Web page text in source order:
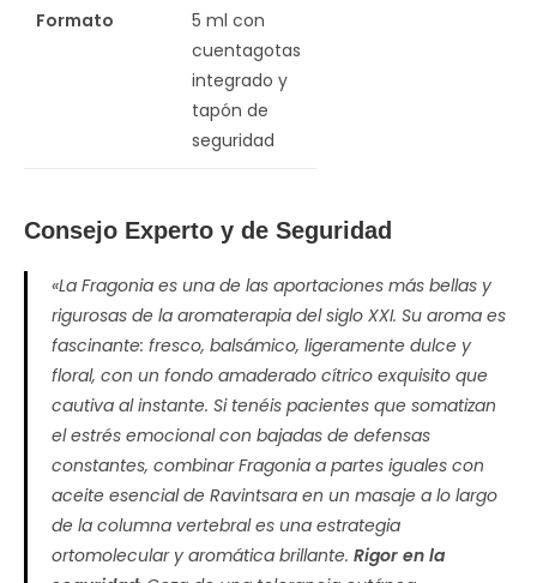
Formato
5 ml con
cuentagotas
integrado y
tapón de
seguridad
Consejo Experto y de Seguridad
«La Fragonia es una de las aportaciones más bellas y
rigurosas de la aromaterapia del siglo XXI. Su aroma es
fascinante: fresco, balsámico, ligeramente dulce y
floral, con un fondo amaderado cítrico exquisito que
cautiva al instante. Si tenéis pacientes que somatizan
el estrés emocional con bajadas de defensas
constantes, combinar Fragonia a partes iguales con
aceite esencial de Ravintsara en un masaje a lo largo
de la columna vertebral es una estrategia
ortomolecular y aromática brillante. Rigor en la